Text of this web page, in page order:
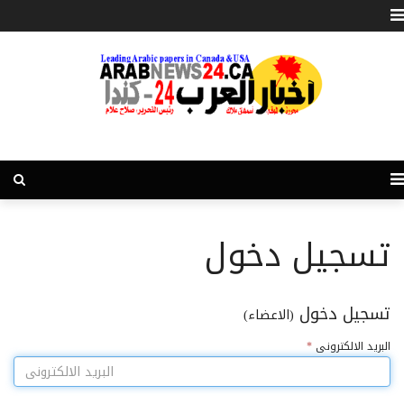
تسجيل دخول
تسجيل دخول (الاعضاء)
البريد الالكترونى *